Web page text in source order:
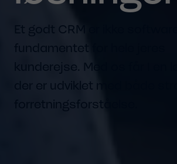
Et godt CRM er ikke
fundamentet for hele jeres
kunderejse. Med os får I en
der er udviklet med både
forretningsforståelse.